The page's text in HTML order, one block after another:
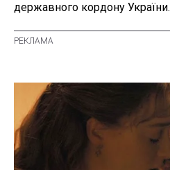
державного кордону України.